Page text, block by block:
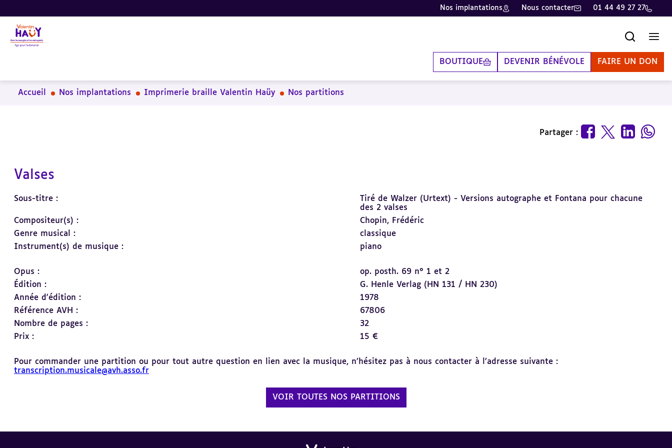
Aller
au
contenu
principal
Aller
au
pied
de
Aller
à
la
recherche
Nos implantations Nous contacter 01 44 49 27 27
BOUTIQUE DEVENIR BÉNÉVOLE FAIRE UN DON
Accueil Nos implantations Imprimerie braille Valentin Haüy Nos partitions
Partager :
Valses
Sous-titre :
Tiré de Walzer (Urtext) - Versions autographe et Fontana pour chacune
des 2 valses
Compositeur(s) :
Chopin, Frédéric
Genre musical :
classique
Instrument(s) de musique :
piano
Opus :
op. posth. 69 n° 1 et 2
Édition :
G. Henle Verlag (HN 131 / HN 230)
Année d'édition :
1978
Référence AVH :
67806
Nombre de pages :
32
Prix :
15 €
Pour commander une partition ou pour tout autre question en lien avec la musique, n’hésitez pas à nous contacter à l’adresse suivante :
transcription.musicale@avh.asso.fr
VOIR TOUTES NOS PARTITIONS